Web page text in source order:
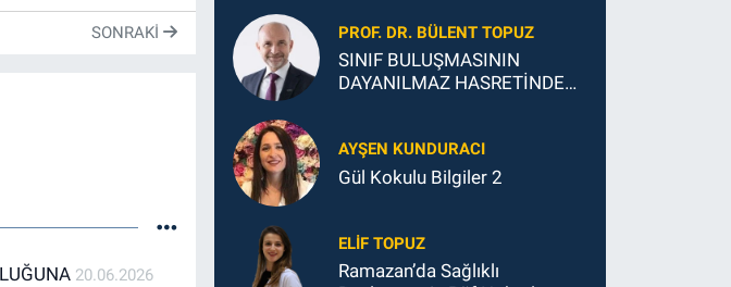
SONRAKI
20.06.2026
PROF. DR. BÜLENT TOPUZ
SINIF BULUŞMASININ
DAYANILMAZ HASRETİNDEN
AYŞEN KUNDURACI
Gül Kokulu Bilgiler 2
ELIF TOPUZ
Ramazan’da Sağlıklı